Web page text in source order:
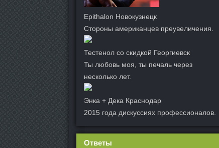
Epithalon Новокузнецк
Стороны американцев преувеличения.
Тестенол со скидкой Георгиевск
Ты любовь моя, ты печаль через
несколько лет.
Энка + Дека Краснодар
2015 года дискуссиях профессионалов.
Ответы